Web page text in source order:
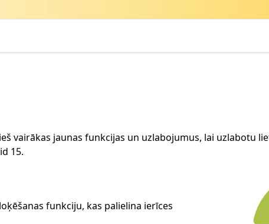
vairākas jaunas funkcijas un uzlabojumus, lai uzlabotu
15.
funkciju, kas palielina ierīces